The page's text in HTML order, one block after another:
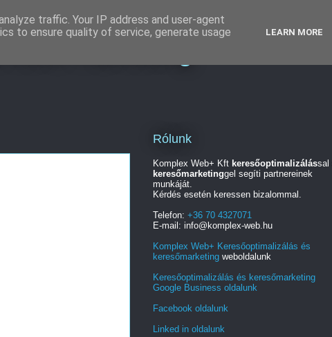
marketing
Rólunk
Komplex Web+ Kft keresőoptimalizálással
keresőmarketinggel segíti partnereinek
munkáját.
Kérdés esetén keressen bizalommal.
Telefon: +36 70 4327071
E-mail: info@komplex-web.hu
Komplex Web+ Keresőoptimalizálás és
keresőmarketing weboldalunk
Keresőoptimalizálás és keresőmarketing
Google Business oldalunk
Facebook oldalunk
Linked in oldalunk
traffic. Your IP address and user-agent
to ensure quality of service, generate usage
LEARN MORE